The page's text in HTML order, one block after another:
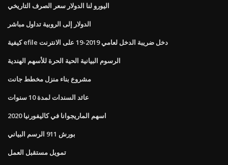
اليورو لنا الدولار سعر الصرف التاريخي
الدولار إلى الروبية تداول مباشر
كيفية efile دخل ضريبة الدخل لعامي 2019-19 على الانترنت
الرسوم البيانية الحية الحرة للأسهم الهندية
مشروع بناء منزل مخطط جانت
عائد السندات لمدة 10 سنوات
اسهم الماريجوانا في كاليفورنيا 2020
بورش 911 الرسم البياني
تمويل مستقبل العمل